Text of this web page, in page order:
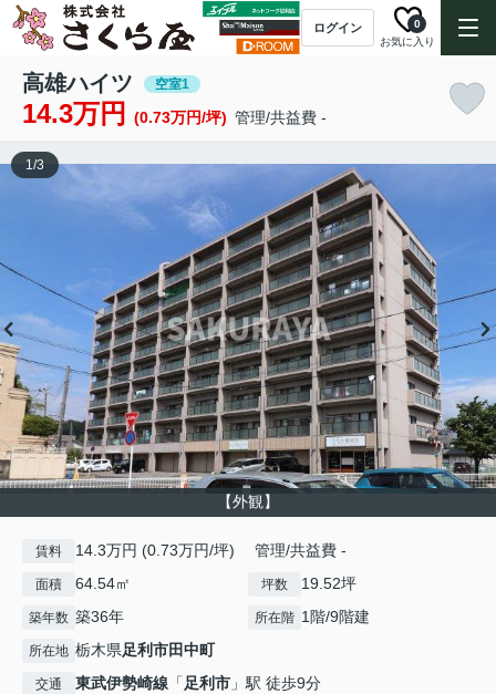
ログイン
お気に入り
0
高雄ハイツ 空室1
14.3万円 (0.73万円/坪) 管理/共益費 -
【外観】
1/3
賃料 14.3万円 (0.73万円/坪) 管理/共益費 -
面積 64.54㎡ 坪数 19.52坪
築年数 築36年 所在階 1階/9階建
所在地 栃木県足利市田中町
交通 東武伊勢崎線 「足利市 」駅 徒歩9分